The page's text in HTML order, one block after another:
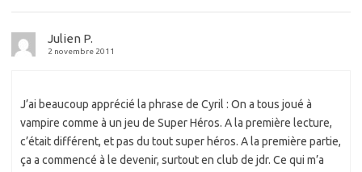
Julien P.
2 novembre 2011
J’ai beaucoup apprécié la phrase de Cyril : On a tous joué à
vampire comme à un jeu de Super Héros. A la première lecture,
c’était différent, et pas du tout super héros. A la première partie,
ça a commencé à le devenir, surtout en club de jdr. Ce qui m’a